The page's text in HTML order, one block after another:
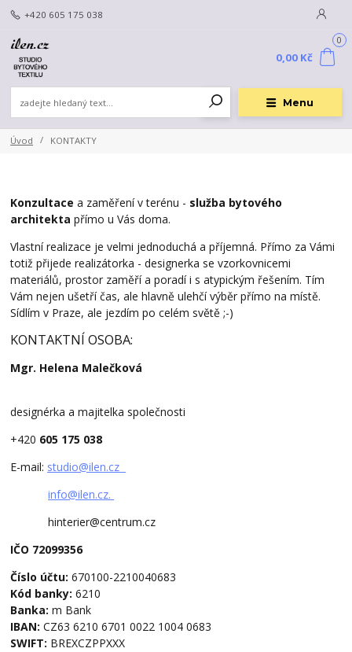
Menu
+420 605 175 038
0
0,00 Kč
Úvod KONTAKTY
Konzultace a zaměření v terénu - služba bytového
architekta přímo u Vás doma.
Vlastní realizace je velmi jednoduchá a příjemná. Přímo za Vámi
totiž přijede realizátorka - designerka se vzorkovnicemi
materiálů, prostor zaměří a poradí i s atypickým řešením. Tím
Vám nejen ušetří čas, ale hlavně ulehčí výběr přímo na místě.
Sídlím v Praze, ale jezdím po celém světě ;-)
KONTAKTNÍ OSOBA:
Mgr. Helena Malečková
designérka a majitelka společnosti
+420 605 175 038
E-mail: studio@ilen.cz
info@ilen.cz.
hinterier@centrum.cz
IČO 72099356
Číslo účtu: 670100-2210040683
Kód banky: 6210
Banka: m Bank
IBAN: CZ63 6210 6701 0022 1004 0683
SWIFT: BREXCZPPXXX